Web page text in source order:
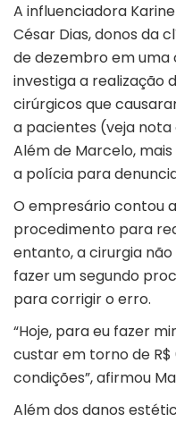
A influenciadora
César Dias, donos da
de dezembro em uma
investiga a realização
cirúrgicos que
a pacientes (veja
Além de Marcelo,
a polícia para
O empresário contou
procedimento para
entanto, a cirurgia
fazer um segundo
para corrigir o erro.
“Hoje, para eu fazer
custar em torno de R$
condições”, afirmou
Além dos danos